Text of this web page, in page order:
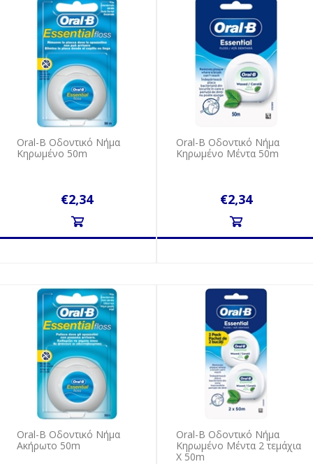
Oral-B Oδοντικό Nήμα
Kηρωμένο 50m
€2,34
Oral-B Oδοντικό Nήμα
Kηρωμένο Μέντα 50m
€2,34
Oral-B Oδοντικό Nήμα
Aκήρωτο 50m
Oral-B Oδοντικό Nήμα
Kηρωμένο Μέντα 2 τεμάχια
Χ 50m